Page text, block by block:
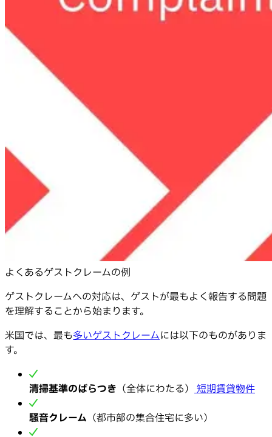
よくあるゲストクレームの例
ゲストクレームへの対応は、ゲストが最もよく報告する問題
を理解することから始まります。
米国では、最も多いゲストクレームには以下のものがありま
す。
清掃基準のばらつき （全体にわたる） 短期賃貸物件
騒音クレーム （都市部の集合住宅に多い）